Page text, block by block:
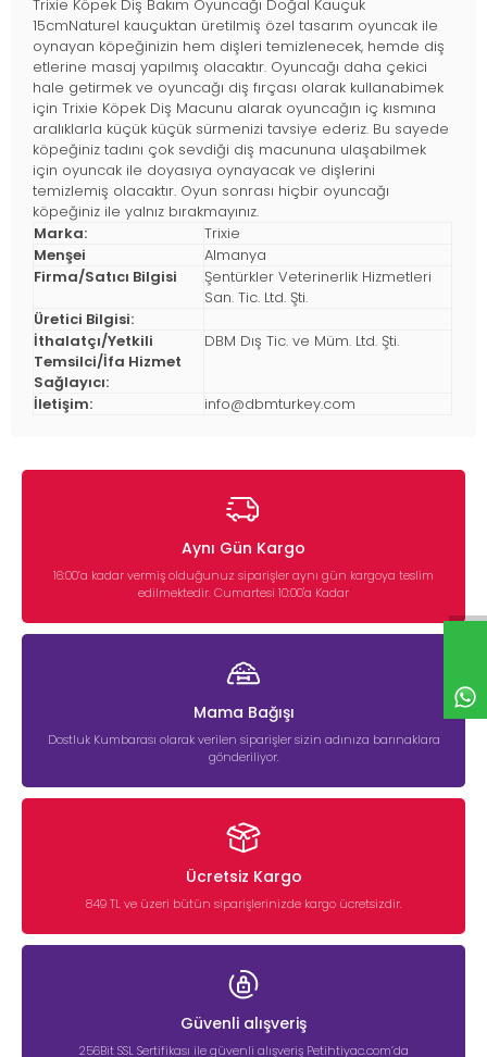
Trixie Köpek Diş Bakım Oyuncağı Doğal Kauçuk
15cmNaturel kauçuktan üretilmiş özel tasarım oyuncak ile
oynayan köpeğinizin hem dişleri temizlenecek, hemde diş
etlerine masaj yapılmış olacaktır. Oyuncağı daha çekici
hale getirmek ve oyuncağı diş fırçası olarak kullanabimek
için Trixie Köpek Diş Macunu alarak oyuncağın iç kısmına
aralıklarla küçük küçük sürmenizi tavsiye ederiz. Bu sayede
köpeğiniz tadını çok sevdiği diş macununa ulaşabilmek
için oyuncak ile doyasıya oynayacak ve dişlerini
temizlemiş olacaktır. Oyun sonrası hiçbir oyuncağı
köpeğiniz ile yalnız bırakmayınız.
Marka:
Trixie
Menşei
Almanya
Firma/Satıcı Bilgisi
Şentürkler Veterinerlik Hizmetleri
San. Tic. Ltd. Şti.
Üretici Bilgisi:
İthalatçı/Yetkili
Temsilci/İfa Hizmet
Sağlayıcı:
DBM Dış Tic. ve Müm. Ltd. Şti.
İletişim: info@dbmturkey.com
Aynı Gün Kargo
16:00’a kadar vermiş olduğunuz siparişler aynı gün kargoya teslim
edilmektedir. Cumartesi 10:00'a Kadar
Mama Bağışı
Dostluk Kumbarası olarak verilen siparişler sizin adınıza barınaklara
gönderiliyor.
Ücretsiz Kargo
849 TL ve üzeri bütün siparişlerinizde kargo ücretsizdir.
Güvenli alışveriş
256Bit SSL Sertifikası ile güvenli alışveriş Petihtiyac.com’da